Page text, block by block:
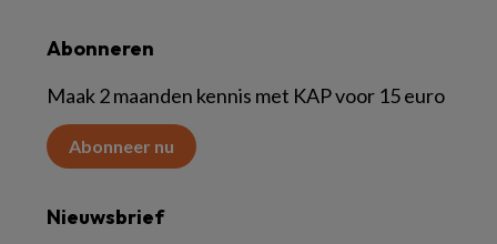
Abonneren
Maak 2 maanden kennis met KAP voor 15 euro
Abonneer nu
Nieuwsbrief